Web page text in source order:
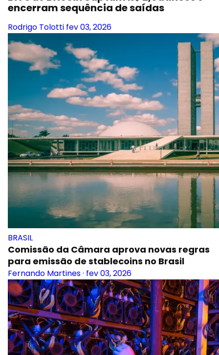
encerram sequência de saídas
Rodrigo Tolotti fev 03, 2026
BRASIL
Comissão da Câmara aprova novas regras
para emissão de stablecoins no Brasil
Fernando Martines· fev 03, 2026